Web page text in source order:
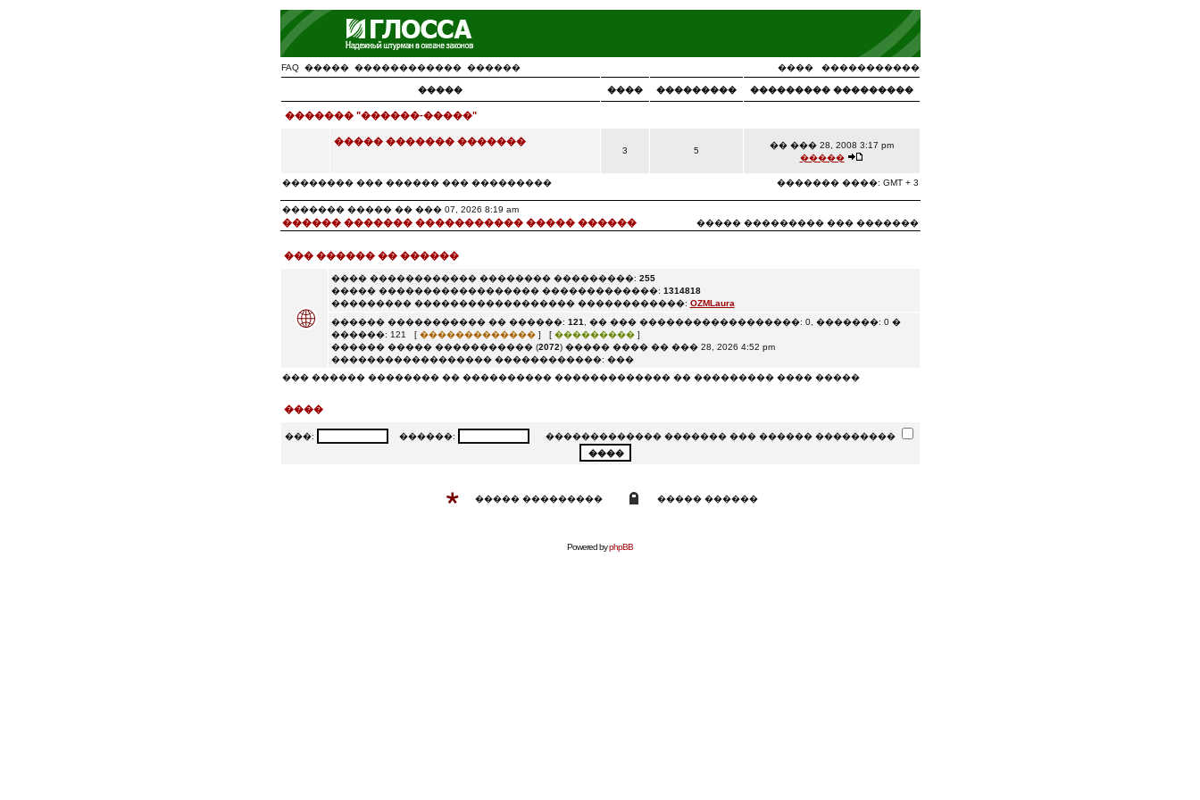
FAQ ����� ������������ ������ ���� �����������
����� ���� ��������� ��������� ���������
������� "������-�����"
����� ������� �������
3 5
�� ��� 28, 2008 3:17 pm
�����
�������� ��� ������ ��� ��������� ������� ����: GMT + 3
������� ����� �� ��� 07, 2026 8:19 am
������ ������� ����������� ����� ������ ����� ��������� ��� �������
��� ������ �� ������
���� ������������ �������� ���������: 255
����� ������������������ �������������: 1314818
��������� ������������������ ������������: OZMLaura
������ ����������� �� ������: 121
, �� ��� ������������������: 0, �������: 0 �
������: 121 [ �������������] [ ���������]
������ ����� ����������� (2072) ����� ���� �� ��� 28, 2026 4:52 pm
������������������ ������������: ���
��� ������ �������� �� ���������� ������������� �� ��������� ���� �����
����
���: ������: ������������� ������� ��� ������ ���������
����� ��������� ����� ������
Powered byphpBB